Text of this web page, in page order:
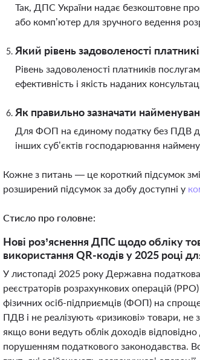
Так, ДПС України надає безкоштовне
або комп’ютер для зручного ведення
Який рівень задоволеності
Рівень задоволеності платників
ефективність і якість наданих
Як правильно зазначати
Для ФОП на єдиному податку без ПДВ
інших суб’єктів господарювання
Кожне з питань — це короткий підсумок
розширений підсумок за добу доступні у
Стисло про головне:
Нові роз’яснення ДПС щодо обліку
використання QR-кодів у 2025 році
У листопаді 2025 року Державна
реєстраторів розрахункових операцій
фізичних осіб-підприємців (ФОП) на
ПДВ і не реалізують «ризикові» товари, не
якщо вони ведуть облік доходів
порушенням податкового законодавства.